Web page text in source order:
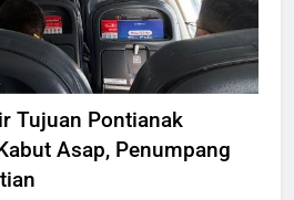
Tujuan Pontianak
Asap, Penumpang